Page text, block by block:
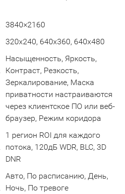
3840×2160
320x240, 640x360, 640x480
Насыщенность, Яркость,
Контраст, Резкость,
Зеркалирование, Маска
приватности настраиваются
через клиентское ПО или веб-
браузер, Режим коридора
1 регион ROI для каждого
потока, 120дБ WDR, BLC, 3D
DNR
Авто, По расписанию, День,
Ночь, По тревоге